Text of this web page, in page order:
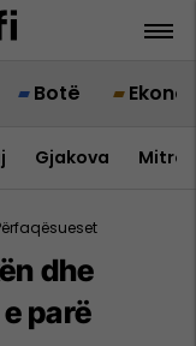
Botë
Gjakova
dhe
parë